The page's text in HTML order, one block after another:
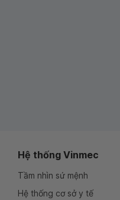
Hệ thống Vinmec
Tầm nhìn sứ mệnh
Hệ thống cơ sở y tế